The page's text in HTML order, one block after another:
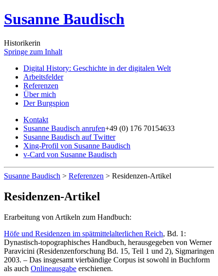
Susanne Baudisch
Historikerin
Springe zum Inhalt
Digital History: Geschichte in der digitalen Welt
Arbeitsfelder
Referenzen
Über mich
Der Burgspion
Kontakt
Susanne Baudisch anrufen+49 (0) 176 70154633
Susanne Baudisch auf Twitter
Xing-Profil von Susanne Baudisch
v-Card von Susanne Baudisch
Susanne Baudisch > Referenzen > Residenzen-Artikel
Residenzen-Artikel
Erarbeitung von Artikeln zum Handbuch:
Höfe und Residenzen im spätmittelalterlichen Reich, Bd. 1:
Dynastisch-topographisches Handbuch, herausgegeben von Werner
Paravicini (Residenzenforschung Bd. 15, Teil 1 und 2), Sigmaringen
2003. – Das insgesamt vierbändige Corpus ist sowohl in Buchform
als auch Onlineausgabe erschienen.